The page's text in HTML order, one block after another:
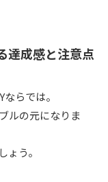
達成感と注意点
らでは。
ルの元になりま
う。